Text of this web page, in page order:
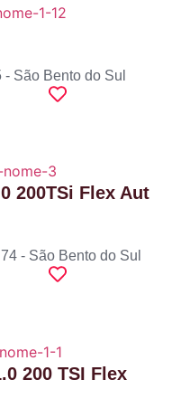
São Bento do Sul
200TSi Flex Aut
- São Bento do Sul
200 TSI Flex